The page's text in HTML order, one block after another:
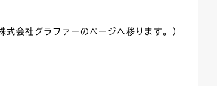
式会社グラファーのページへ移ります。）